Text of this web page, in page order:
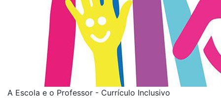
A Escola e o Professor - Currículo Inclusivo